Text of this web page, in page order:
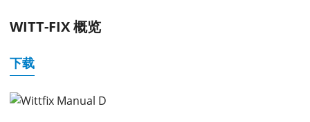
WITT-FIX 概览
下载